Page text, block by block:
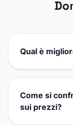
Qual è
Come si
sui prezzi?